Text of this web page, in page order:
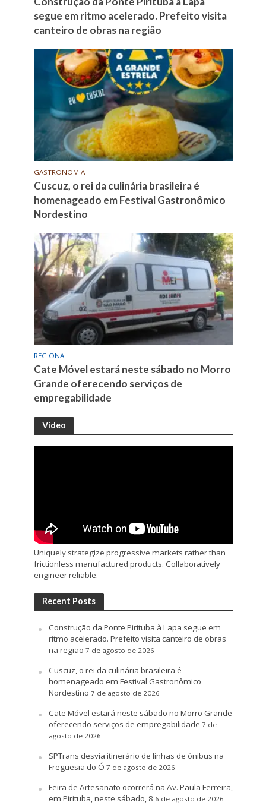
segue em ritmo acelerado. Prefeito visita
canteiro de obras na região
GASTRONOMIA
Cuscuz, o rei da culinária brasileira é
homenageado em Festival Gastronômico
Nordestino
REGIONAL
Cate Móvel estará neste sábado no Morro
Grande oferecendo serviços de
empregabilidade
Video
Uniquely strategize progressive markets rather than
frictionless manufactured products. Collaboratively
engineer reliable.
Recent Posts
Construção da Ponte Pirituba à Lapa segue em
ritmo acelerado. Prefeito visita canteiro de obras
na região 7 de agosto de 2026
Cuscuz, o rei da culinária brasileira é
homenageado em Festival Gastronômico
Nordestino 7 de agosto de 2026
Cate Móvel estará neste sábado no Morro Grande
oferecendo serviços de empregabilidade 7 de
agosto de 2026
SPTrans desvia itinerário de linhas de ônibus na
Freguesia do Ó 7 de agosto de 2026
Feira de Artesanato ocorrerá na Av. Paula Ferreira,
em Pirituba, neste sábado, 8 6 de agosto de 2026